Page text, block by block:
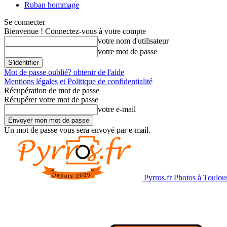
Ruban hommage
Se connecter
Bienvenue ! Connectez-vous à votre compte
votre nom d'utilisateur
votre mot de passe
Mot de passe oublié? obtenir de l'aide
Mentions légales et Politique de confidentialité
Récupération de mot de passe
Récupérer votre mot de passe
votre e-mail
Un mot de passe vous sera envoyé par e-mail.
Pyrros.fr Photos à